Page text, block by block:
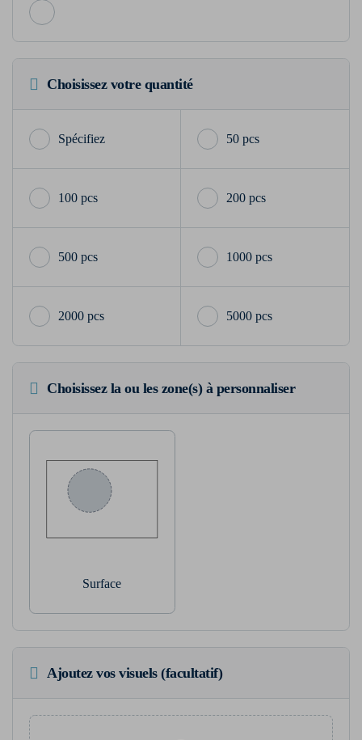
Choisissez votre quantité
50 pcs
100 pcs 200 pcs
500 pcs 1000 pcs
2000 pcs 5000 pcs
Choisissez la ou les zone(s) à personnaliser
Surface
Ajoutez vos visuels (facultatif)